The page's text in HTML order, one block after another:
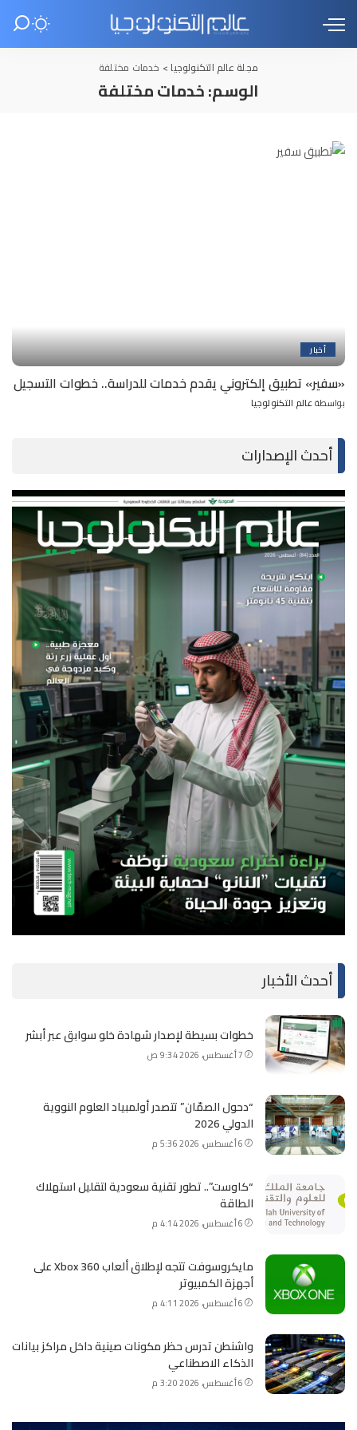
مجلة عالم التكنولوجيا> خدمات مختلفة
الوسم:خدمات مختلفة
أخبار
«سفير» تطبيق إلكتروني يقدم خدمات للدراسة.. خطوات التسجيل
Posted
بواسطةعالم التكنولوجيا
أحدث الإصدارات
أحدث الأخبار
خطوات بسيطة لإصدار شهادة خلو سوابق عبر أبشر
7 أغسطس، 2026 9:34 ص
“دحول الصمّان” تتصدر أولمبياد العلوم النووية
الدولي 2026
6 أغسطس، 2026 5:36 م
“كاوست”.. تطور تقنية سعودية لتقليل استهلاك
الطاقة
6 أغسطس، 2026 4:14 م
مايكروسوفت تتجه لإطلاق ألعاب Xbox 360 على
أجهزة الكمبيوتر
6 أغسطس، 2026 4:11 م
واشنطن تدرس حظر مكونات صينية داخل مراكز بيانات
الذكاء الاصطناعي
6 أغسطس، 2026 3:20 م